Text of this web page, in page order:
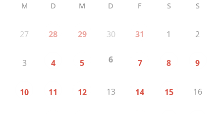
M D M D F S S
27 28 29 30 31 1 2
3 4 5 6 7 8 9
10 11 12 13 14 15 16